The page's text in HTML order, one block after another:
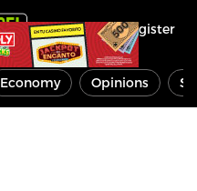
Register
Economy Opinions